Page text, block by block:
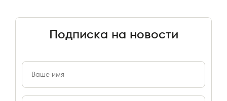
Подписка на новости